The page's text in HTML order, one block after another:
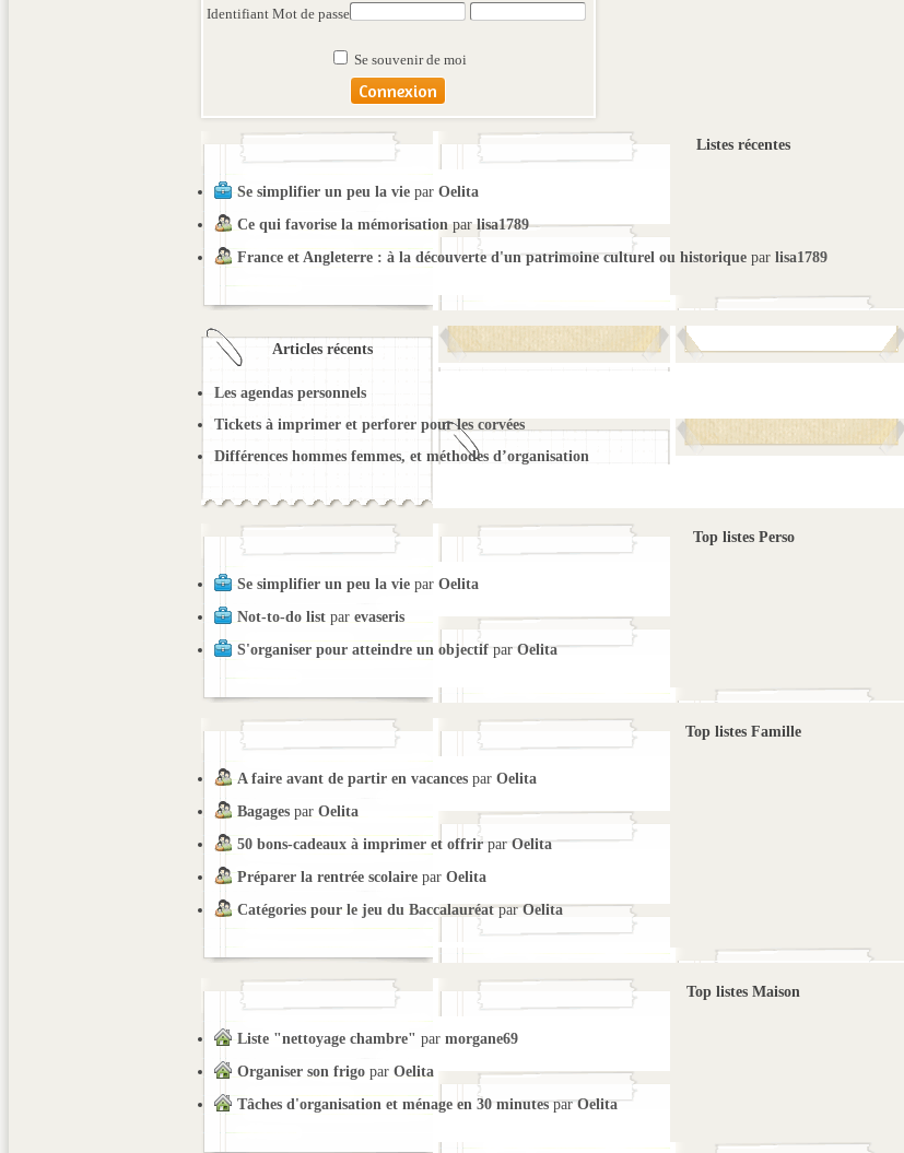
Identifiant Mot de passe
Se souvenir de moi
Listes récentes
Se simplifier un peu la viepar Oelita
Ce qui favorise la mémorisationpar lisa1789
France et Angleterre : à la découverte d'un patrimoine culturel ou historiquepar lisa1789
Articles récents
Les agendas personnels
Tickets à imprimer et perforer pour les corvées
Différences hommes femmes, et méthodes d’organisation
Top listes Perso
Se simplifier un peu la viepar Oelita
Not-to-do listpar evaseris
S'organiser pour atteindre un objectifpar Oelita
Top listes Famille
A faire avant de partir en vacancespar Oelita
Bagages par Oelita
50 bons-cadeaux à imprimer et offrirpar Oelita
Préparer la rentrée scolairepar Oelita
Catégories pour le jeu du BaccalauréatparOelita
Top listes Maison
Liste "nettoyage chambre" par morgane69
Organiser son frigopar Oelita
Tâches d'organisation et ménage en 30 minutesparOelita